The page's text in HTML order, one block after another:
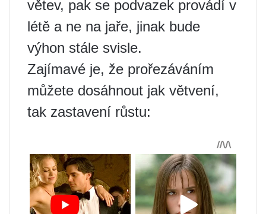
větev, pak se podvazek provádí v
létě a ne na jaře, jinak bude
výhon stále svisle.
Zajímavé je, že prořezáváním
můžete dosáhnout jak větvení,
tak zastavení růstu: